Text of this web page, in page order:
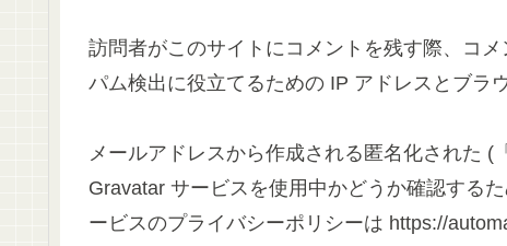
訪問者がこのサイトにコメントを残す際、コ
パム検出に役立てるための IP アドレスとブラ
メールアドレスから作成される匿名化された
Gravatar サービスを使用中かどうか確認する
ービスのプライバシーポリシーは https://